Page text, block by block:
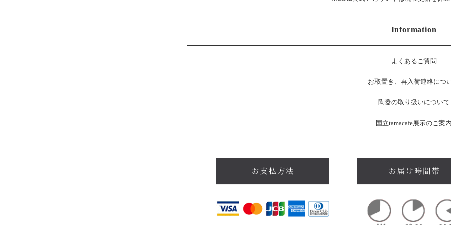
Information
よくあるご質問
お取置き、再入荷連絡につ
陶器の取り扱いについて
国立tamacafe展示のご案